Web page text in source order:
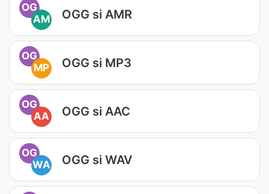
OG
AM
OGG si AMR
OG
MP
OGG si MP3
OG
AA
OGG si AAC
OG
WA
OGG si WAV